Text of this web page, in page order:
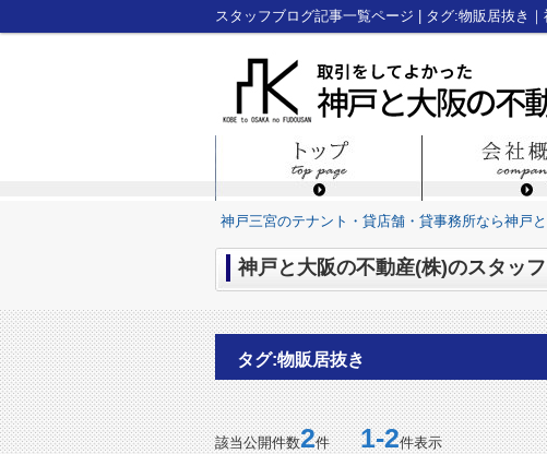
神戸三宮のテナント・貸店舗・貸事務所なら神戸
神戸と大阪の不動産(株)のスタッ
タグ:物販居抜き
該当公開件数2件1-2件表示